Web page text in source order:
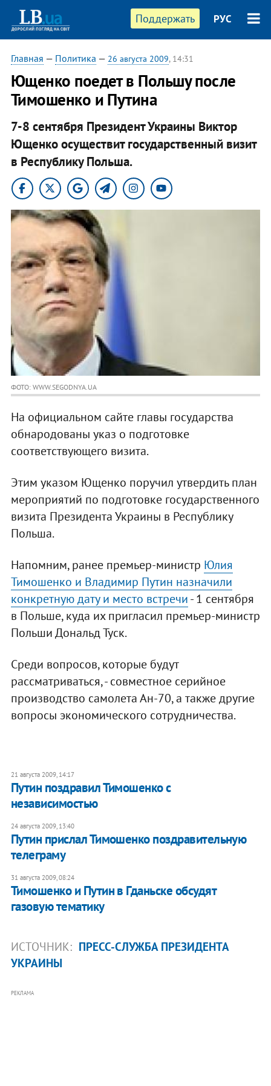
Поддержать РУС
Главная — Политика — 26 августа 2009, 14:31
Ющенко поедет в Польшу после
Тимошенко и Путина
7-8 сентября Президент Украины Виктор
Ющенко осуществит государственный визит
в Республику Польша.
ФОТО: WWW.SEGODNYA.UA
На официальном сайте главы государства
обнародованы указ о подготовке
соответствующего визита.
Этим указом Ющенко поручил утвердить план
мероприятий по подготовке государственного
визита Президента Украины в Республику
Польша.
Напомним, ранее премьер-министр Юлия
Тимошенко и Владимир Путин назначили
конкретную дату и место встречи- 1 сентября
в Польше, куда их пригласил премьер-министр
Польши Дональд Туск.
Среди вопросов, которые будут
рассматриваться, - совместное серийное
производство самолета Ан-70, а также другие
вопросы экономического сотрудничества.
21 августа 2009, 14:17
Путин поздравил Тимошенко с
независимостью
24 августа 2009, 13:40
Путин прислал Тимошенко поздравительную
телеграму
31 августа 2009, 08:24
Тимошенко и Путин в Гданьске обсудят
газовую тематику
ИСТОЧНИК: ПРЕСС-СЛУЖБА ПРЕЗИДЕНТА
УКРАИНЫ
РЕКЛАМА